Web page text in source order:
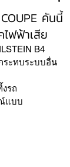
คันนี้
ฟฟ้าเสีย
B4
ระทบระบบอื่น
รถ
แบบ